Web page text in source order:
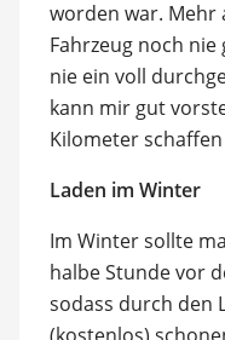
worden war. Mehr
Fahrzeug noch
nie ein voll
kann mir gut
Kilometer
Laden im Winter
Im Winter sollte
halbe Stunde vor
sodass durch den